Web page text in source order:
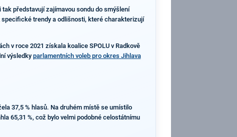
představují zajímavou sondu do smýšlení
trendy a odlišnosti, které charakterizují
v roce 2021 získala koalice SPOLU v Radkově
výsledky parlamentních voleb pro okres Jihlava
37,5 % hlasů. Na druhém místě se umístilo
65,31 %, což bylo velmi podobné celostátnímu